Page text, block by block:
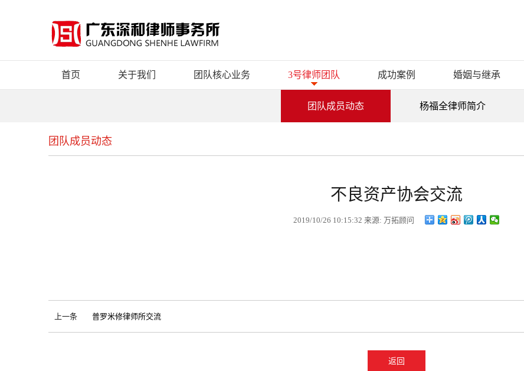
首页 关于我们 团队核心业务 3号律师团队 成功案例 婚姻与继承
团队成员动态 杨福全律师简介
团队成员动态
不良资产协会交流
2019/10/26 10:15:32 来源: 万拓顾问
上一条 普罗米修律师所交流
返回